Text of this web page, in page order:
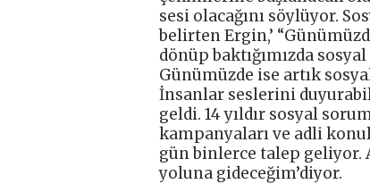
sesi olacağını söylüyor.
belirten Ergin,’
dönüp baktığımızda
Günümüzde ise artık
İnsanlar seslerini
geldi. 14 yıldır sosyal
kampanyaları ve adli
gün binlerce talep geliyor.
yoluna gideceğim’diyor.